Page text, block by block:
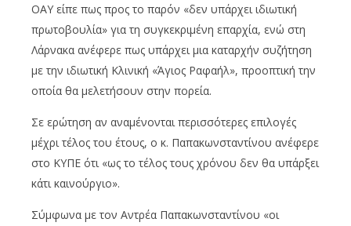
ΟΑΥ είπε πως προς το παρόν «δεν υπάρχει ιδιωτική
πρωτοβουλία» για τη συγκεκριμένη επαρχία, ενώ στη
Λάρνακα ανέφερε πως υπάρχει μια καταρχήν συζήτηση
με την ιδιωτική Κλινική «Άγιος Ραφαήλ», προοπτική την
οποία θα μελετήσουν στην πορεία.
Σε ερώτηση αν αναμένονται περισσότερες επιλογές
μέχρι τέλος του έτους, ο κ. Παπακωνσταντίνου ανέφερε
στο ΚΥΠΕ ότι «ως το τέλος τους χρόνου δεν θα υπάρξει
κάτι καινούργιο».
Σύμφωνα με τον Αντρέα Παπακωνσταντίνου «οι